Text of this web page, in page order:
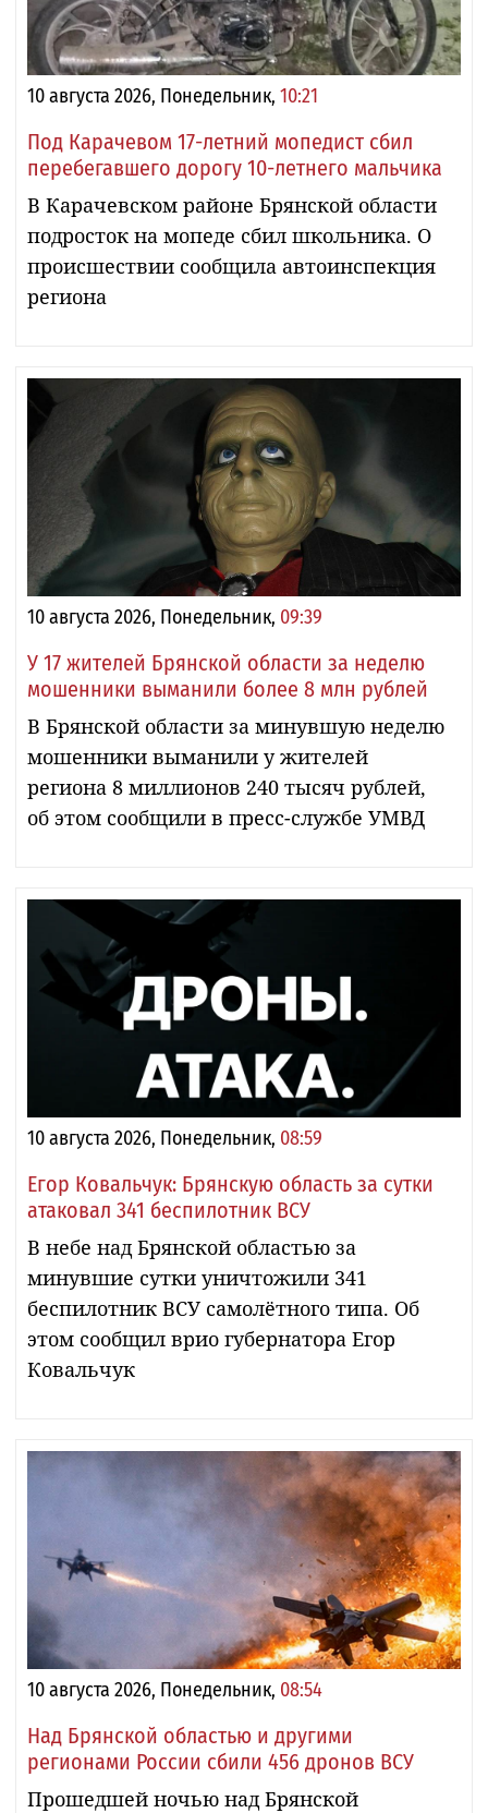
10 августа 2026, Понедельник, 10:21
Под Карачевом 17-летний мопедист сбил
перебегавшего дорогу 10-летнего мальчика
В Карачевском районе Брянской области
подросток на мопеде сбил школьника. О
происшествии сообщила автоинспекция
региона
10 августа 2026, Понедельник, 09:39
У 17 жителей Брянской области за неделю
мошенники выманили более 8 млн рублей
В Брянской области за минувшую неделю
мошенники выманили у жителей
региона 8 миллионов 240 тысяч рублей,
об этом сообщили в пресс-службе УМВД
10 августа 2026, Понедельник, 08:59
Егор Ковальчук: Брянскую область за сутки
атаковал 341 беспилотник ВСУ
В небе над Брянской областью за
минувшие сутки уничтожили 341
беспилотник ВСУ самолётного типа. Об
этом сообщил врио губернатора Егор
Ковальчук
10 августа 2026, Понедельник, 08:54
Над Брянской областью и другими
регионами России сбили 456 дронов ВСУ
Прошедшей ночью над Брянской